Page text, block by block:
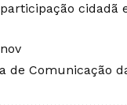
cidadã
de Comunicação